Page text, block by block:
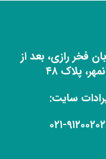
فخر رازی، بعد از
پلاک ۴۸
سایت: